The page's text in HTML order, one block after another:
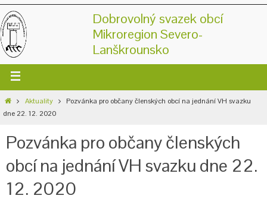
Dobrovolný svazek obcí
Mikroregion Severo-
Lanškrounsko
Aktuality
Pozvánka pro občany členských obcí na jednání VH svazku
dne 22. 12. 2020
Pozvánka pro občany členských
obcí na jednání VH svazku dne 22.
12. 2020